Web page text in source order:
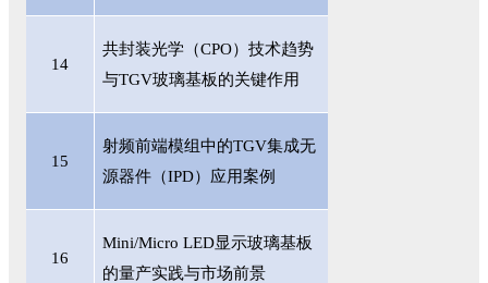
14
共封装光学（CPO）技术趋势
与TGV玻璃基板的关键作用
15
射频前端模组中的TGV集成无
源器件（IPD）应用案例
16
Mini/Micro LED显示玻璃基板
的量产实践与市场前景